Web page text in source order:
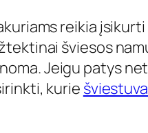
reikia
šviesos
Jeigu patys
kurie